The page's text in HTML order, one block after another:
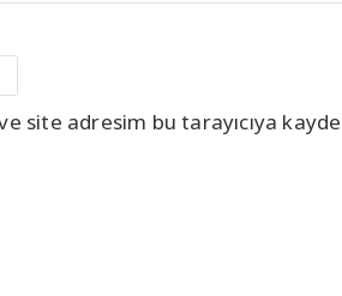
site adresim bu tarayıcıya